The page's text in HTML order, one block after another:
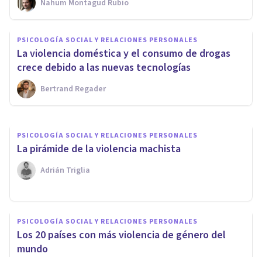
Nahum Montagud Rubio
PSICOLOGÍA SOCIAL Y RELACIONES PERSONALES
La violencia doméstica y el consumo de drogas
crece debido a las nuevas tecnologías
Bertrand Regader
PSICOLOGÍA SOCIAL Y RELACIONES PERSONALES
¿Qué es la violencia social?
Oscar Castillero Mimenza
PSICOLOGÍA SOCIAL Y RELACIONES PERSONALES
La pirámide de la violencia machista
Adrián Triglia
PSICOLOGÍA SOCIAL Y RELACIONES PERSONALES
Los 20 países con más violencia de género del
mundo